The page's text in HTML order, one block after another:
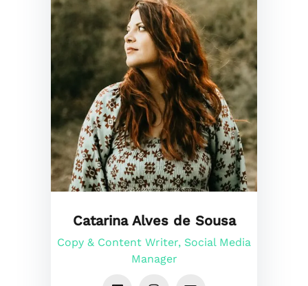
Catarina Alves de Sousa
Copy & Content Writer, Social Media
Manager